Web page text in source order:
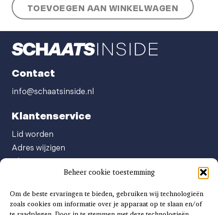
Beheer cookie toestemming
Om de beste ervaringen te bieden, gebruiken wij technologieën
zoals cookies om informatie over je apparaat op te slaan en/of
aantalTOEVOEGEN AAN WINKELWAGEN
Contact
info@schaatsinside.nl
Klantenservice
Lid worden
Adres wijzigen
Abonnement opzeggen
Afgeven automatische incasso
Factuur betalen